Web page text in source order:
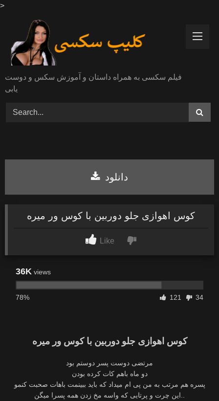
>
content
فیلم سکسی به همراه داستان و آموزش سکس و دوست
یابی
دانلود
کوس اهوازی جلو دوربین با کوس ور میره
Like
36K views
78% 121 34
کوس اهوازی جلو دوربین با کوس ور میره
مرتضی دوست پسر دوستم بود
دو ماه باهم کات کرده بودن
پسره هم مرتب به من پی ام میداد که باید ببینمت باهات صحبت کنمو